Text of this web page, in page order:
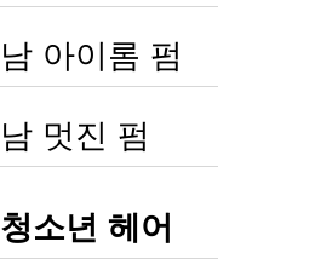
남 아이롬 펌
남 멋진 펌
청소년 헤어